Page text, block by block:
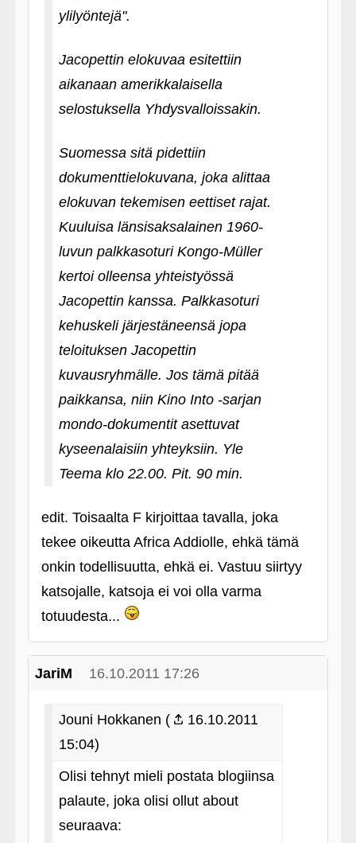
ylilyöntejä".
Jacopettin elokuvaa esitettiin
aikanaan amerikkalaisella
selostuksella Yhdysvalloissakin.
Suomessa sitä pidettiin
dokumenttielokuvana, joka alittaa
elokuvan tekemisen eettiset rajat.
Kuuluisa länsisaksalainen 1960-
luvun palkkasoturi Kongo-Müller
kertoi olleensa yhteistyössä
Jacopettin kanssa. Palkkasoturi
kehuskeli järjestäneensä jopa
teloituksen Jacopettin
kuvausryhmälle. Jos tämä pitää
paikkansa, niin Kino Into ‑sarjan
mondo-dokumentit asettuvat
kyseenalaisiin yhteyksiin. Yle
Teema klo 22.00. Pit. 90 min.
edit. Toisaalta F kirjoittaa tavalla, joka
tekee oikeutta Africa Addiolle, ehkä tämä
onkin todellisuutta, ehkä ei. Vastuu siirtyy
katsojalle, katsoja ei voi olla varma
totuudesta...
JariM 16.10.2011 17:26
Jouni Hokkanen (
16.10.2011
15:04)
Olisi tehnyt mieli postata blogiinsa
palaute, joka olisi ollut about
seuraava: